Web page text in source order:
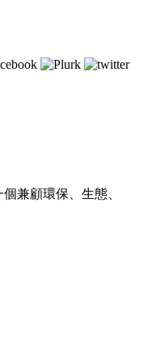
兼顧環保、生態、